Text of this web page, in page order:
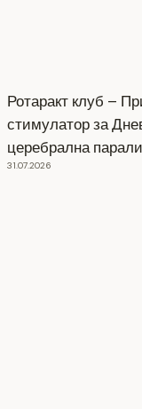
Ротаракт клуб –
стимулатор за
церебрална
31.07.2026